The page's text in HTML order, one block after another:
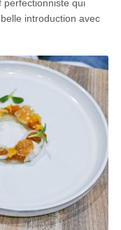
perfectionniste qui
introduction avec